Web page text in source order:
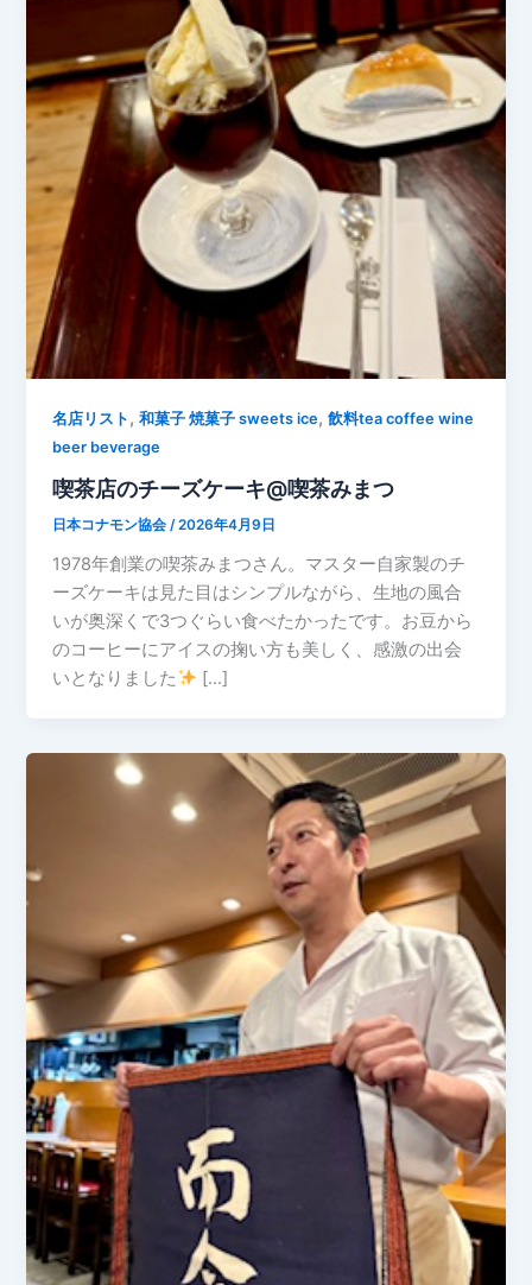
名店リスト ,和菓子 焼菓子 sweets ice,飲料tea coffee wine
beer beverage
喫茶店のチーズケーキ@喫茶みまつ
日本コナモン協会/2026年4月9日
1978年創業の喫茶みまつさん。マスター自家製のチ
ーズケーキは見た目はシンプルながら、生地の風合
いが奥深くで3つぐらい食べたかったです。お豆から
のコーヒーにアイスの掬い方も美しく、感激の出会
いとなりました
[…]